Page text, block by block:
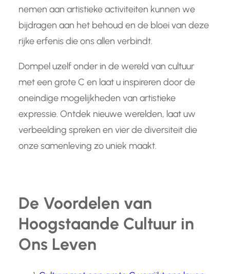
nemen aan artistieke activiteiten kunnen we
bijdragen aan het behoud en de bloei van deze
rijke erfenis die ons allen verbindt.
Dompel uzelf onder in de wereld van cultuur
met een grote C en laat u inspireren door de
oneindige mogelijkheden van artistieke
expressie. Ontdek nieuwe werelden, laat uw
verbeelding spreken en vier de diversiteit die
onze samenleving zo uniek maakt.
De Voordelen van
Hoogstaande Cultuur in
Ons Leven